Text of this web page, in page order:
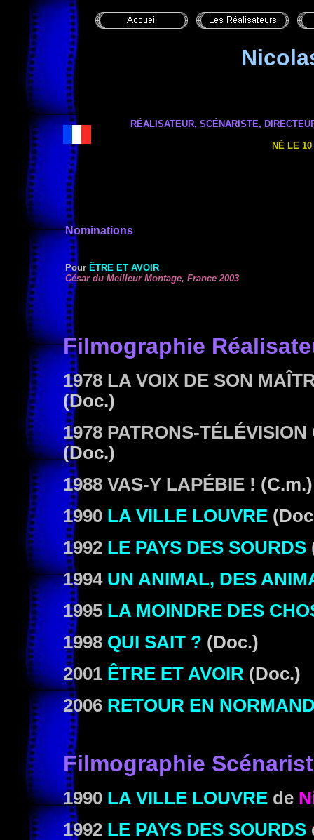
RÉALISATEUR, SCÉNARISTE,
NÉ LE
Nominations
Pour ÊTRE ET AVOIR
César du Meilleur Montage, France 2003
Filmographie
1978 LA VOIX DE SON
(Doc.)
1978 PATRONS-TÉLÉVISION
(Doc.)
1988 VAS-Y LAPÉBIE ! (C.m.)
1990 LA VILLE LOUVRE
1992 LE PAYS DES SOURDS
1994 UN ANIMAL, DES
1995 LA MOINDRE DES
1998 QUI SAIT ? (Doc.)
2001 ÊTRE ET AVOIR (Doc.)
2006 RETOUR EN
Filmographie
1990 LA VILLE LOUVRE de
1992 LE PAYS DES SOURDS